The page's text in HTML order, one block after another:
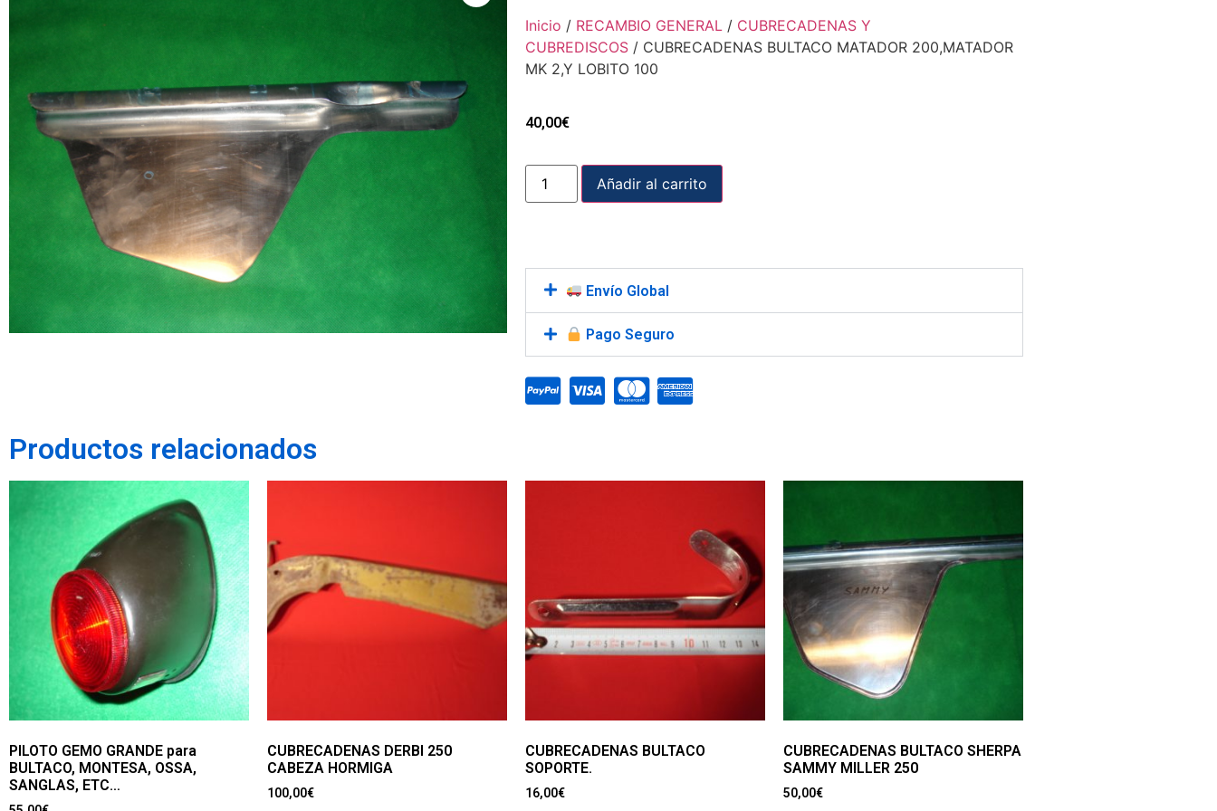
Inicio / RECAMBIO GENERAL / CUBRECADENAS Y
CUBREDISCOS / CUBRECADENAS BULTACO MATADOR 200,MATADOR
MK 2,Y LOBITO 100
40,00€
Añadir al carrito
Envío Global
Pago Seguro
Productos relacionados
PILOTO GEMO GRANDE para
BULTACO, MONTESA, OSSA,
SANGLAS, ETC…
CUBRECADENAS DERBI 250
CABEZA HORMIGA
100,00€
CUBRECADENAS BULTACO
SOPORTE.
16,00€
CUBRECADENAS BULTACO SHERPA
SAMMY MILLER 250
50,00€